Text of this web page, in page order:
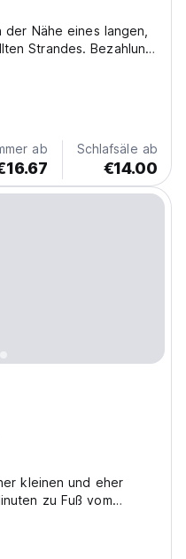
Nähe eines langen,
Strandes. Bezahlung
ab Schlafsäle ab
€14.00
kleinen und eher
zu Fuß vom
usw.